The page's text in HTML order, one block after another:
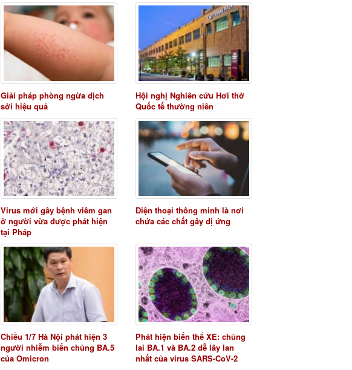
Giải pháp phòng ngừa dịch
sởi hiệu quả
Hội nghị Nghiên cứu Hơi thở
Quốc tế thường niên
Virus mới gây bệnh viêm gan
ở người vừa được phát hiện
tại Pháp
Điện thoại thông minh là nơi
chứa các chất gây dị ứng
Chiều 1/7 Hà Nội phát hiện 3
người nhiễm biến chủng BA.5
của Omicron
Phát hiện biến thể XE: chủng
lai BA.1 và BA.2 dễ lây lan
nhất của virus SARS-CoV-2